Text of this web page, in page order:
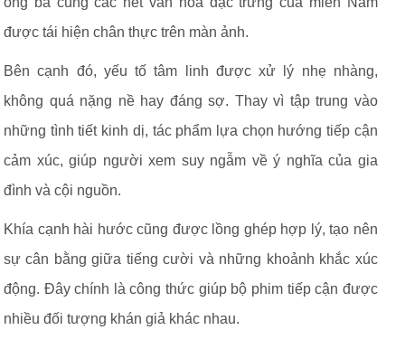
được tái hiện chân thực trên màn ảnh.
Bên cạnh đó, yếu tố tâm linh được xử lý nhẹ nhàng,
không quá nặng nề hay đáng sợ. Thay vì tập trung vào
những tình tiết kinh dị, tác phẩm lựa chọn hướng tiếp cận
cảm xúc, giúp người xem suy ngẫm về ý nghĩa của gia
đình và cội nguồn.
Khía cạnh hài hước cũng được lồng ghép hợp lý, tạo nên
sự cân bằng giữa tiếng cười và những khoảnh khắc xúc
động. Đây chính là công thức giúp bộ phim tiếp cận được
nhiều đối tượng khán giả khác nhau.